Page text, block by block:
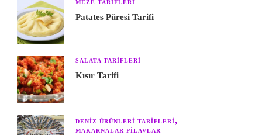
MEZE TARIFLERI
Patates Püresi Tarifi
SALATA TARIFLERI
Kısır Tarifi
DENIZ ÜRÜNLERI TARIFLERI
MAKARNALAR PILAVLAR